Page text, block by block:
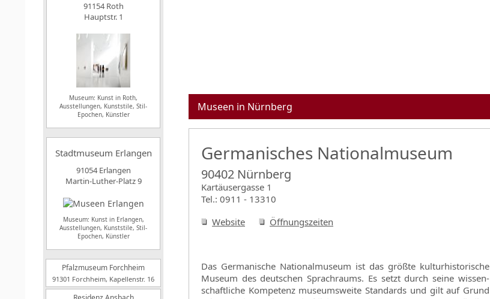
Museen in Nürnberg
Germanisches Nationalmuseum
90402 Nürnberg
Kartäusergasse 1
Tel.: 0911 - 13310
Website
Öffnungszeiten
Das Germanische Nationalmuseum ist das größte kulturhistorische
Museum des deutschen Sprachraums. Es setzt durch seine wissen-
schaftliche Kompetenz museumsweite Standards und gilt auf Grund
91154 Roth
Hauptstr. 1
Museum: Kunst in Roth,
Ausstellungen, Kunststile, Stil-
Epochen, Künstler
Stadtmuseum Erlangen
91054 Erlangen
Martin-Luther-Platz 9
Museum: Kunst in Erlangen,
Ausstellungen, Kunststile, Stil-
Epochen, Künstler
Pfalzmuseum Forchheim
91301 Forchheim, Kapellenstr. 16